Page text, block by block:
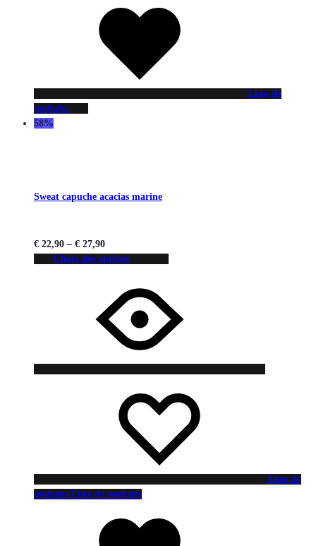
Liste de
souhaits
58%
Sweat capuche acacias marine
€ 22,90 – € 27,90
Choix des options
Liste de
souhaits Liste de souhaits